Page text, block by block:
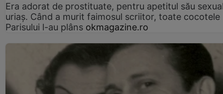
Era adorat de prostituate, pentru apetitul său
uriaș. Când a murit faimosul scriitor, toate cocotele
Parisului l-au plâns okmagazine.ro